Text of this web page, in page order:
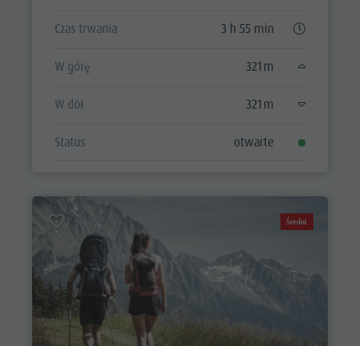
Czas trwania 3 h 55 min
W górę 321 m
W dół 321 m
Status otwarte
Średni